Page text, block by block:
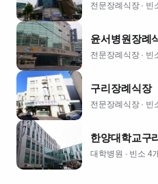
빈소 평균비
1,000,000
전문장례식장· 빈
윤서병원장례
전문장례식장· 빈
구리장례식장
전문장례식장· 빈
한양대학교구
대학병원 · 빈소 4